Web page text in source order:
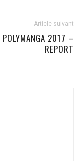
Article suivant
POLYMANGA 2017 –
REPORT